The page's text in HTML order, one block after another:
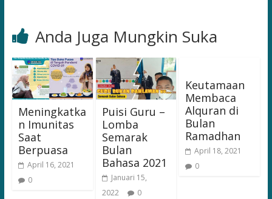
Anda Juga Mungkin Suka
Meningkatka
n Imunitas
Saat
Berpuasa
April 16, 2021
0
Puisi Guru –
Lomba
Semarak
Bulan
Bahasa 2021
Januari 15,
2022
0
Keutamaan
Membaca
Alquran di
Bulan
Ramadhan
April 18, 2021
0